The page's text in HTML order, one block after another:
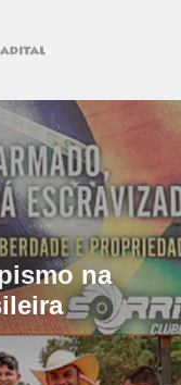
na